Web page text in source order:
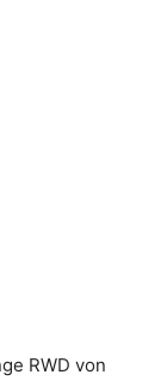
RWD von